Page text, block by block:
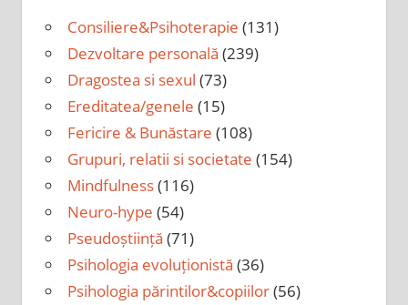
Consiliere&Psihoterapie (131)
Dezvoltare personală (239)
Dragostea si sexul (73)
Ereditatea/genele (15)
Fericire & Bunăstare (108)
Grupuri, relatii si societate (154)
Mindfulness(116)
Neuro-hype (54)
Pseudoștiință (71)
Psihologia evoluționistă (36)
Psihologia părintilor&copiilor(56)